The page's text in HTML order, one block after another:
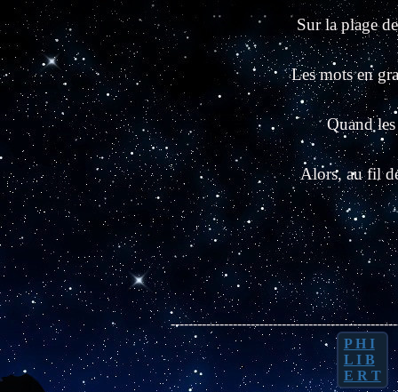
Sur la plage
Les mots en
Quand
Alors, au fil
P H I
L I B
E R T